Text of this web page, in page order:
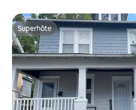
Superhôte
Superhôte